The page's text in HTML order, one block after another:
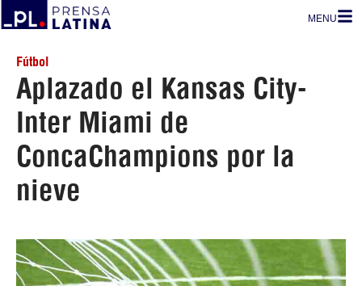
MENU
Fútbol
Aplazado el Kansas City-
Inter Miami de
ConcaChampions por la
nieve